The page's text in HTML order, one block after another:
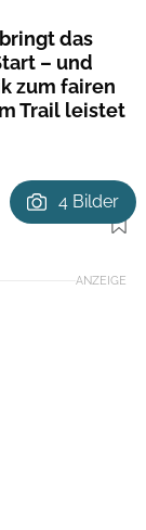
das
– und
zum fairen
Trail leistet
Foto: Dennis Stratmann
4 Bilder
ANZEIGE